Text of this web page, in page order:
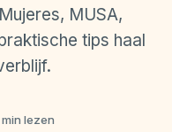
MUSA,
tips haal
min lezen